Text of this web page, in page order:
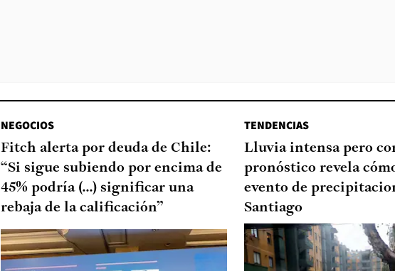
NEGOCIOS
Fitch alerta por deuda de Chile:
“Si sigue subiendo por encima de
45% podría (...) significar una
rebaja de la calificación”
TENDENCIAS
Lluvia intensa pero
pronóstico revela
evento de
Santiago